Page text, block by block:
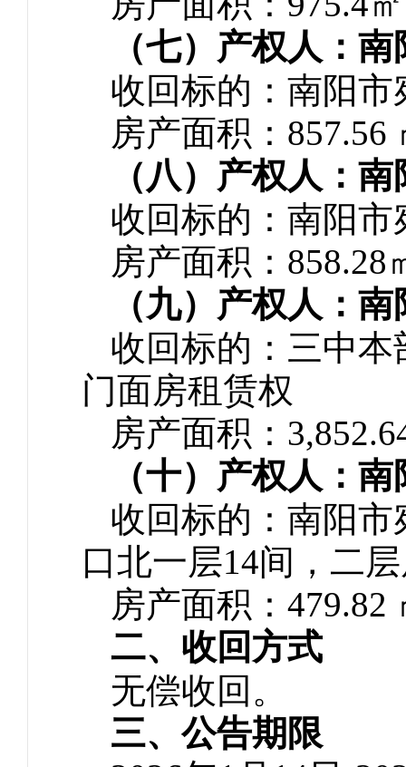
（七）产权人：
收回标的：南阳市
房产面积：857.56
（八）产权人：
收回标的：南阳
房产面积：858.28
（九）产权人：
收回标的：三中
门面房租赁权
房产面积：
（十）产权人：
收回标的：南阳
口北一层14间，二
房产面积：479.82
二、收回方式
无偿收回。
三、公告期限